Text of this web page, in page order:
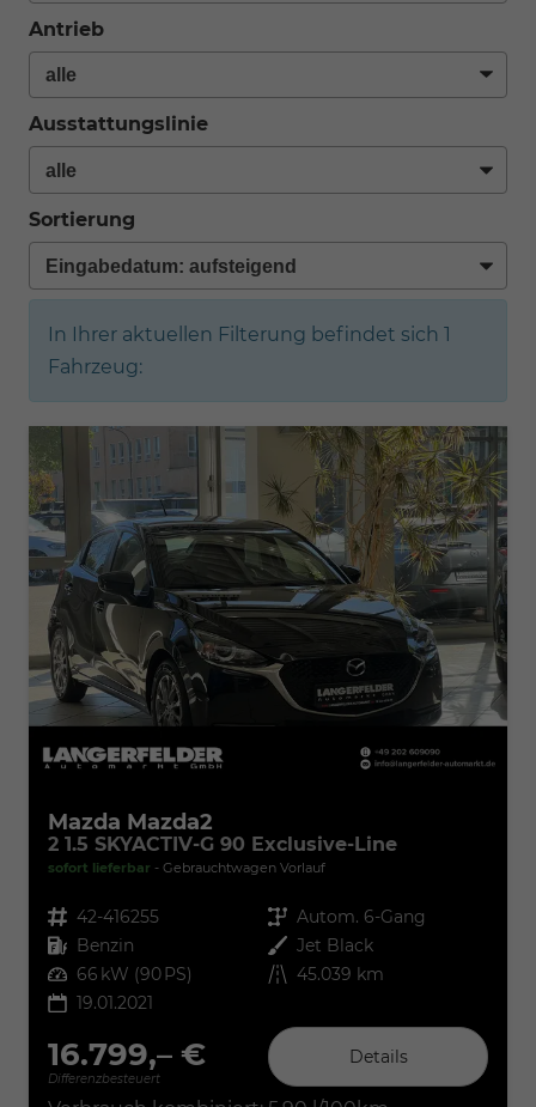
Antrieb
Ausstattungslinie
Sortierung
In Ihrer aktuellen Filterung befindet sich 1
Fahrzeug:
Mazda Mazda2
2 1.5 SKYACTIV-G 90 Exclusive-Line
sofort lieferbar Gebrauchtwagen Vorlauf
Fahrzeugnr. 42-416255 Getriebe Autom. 6-Gang
Kraftstoff Benzin Außenfarbe Jet Black
Leistung 66 kW (90 PS) Kilometerstand 45.039 km
19.01.2021
16.799,– €
Differenzbesteuert
Details